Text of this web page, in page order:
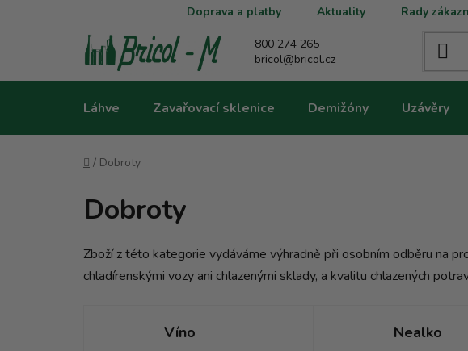
Doprava a platby Aktuality Rady
800 274 265
bricol@bricol.cz
Láhve Zavařovací sklenice Demižóny Uzávěry
Domů
/ Dobroty
Dobroty
Zboží z této kategorie vydáváme výhradně při osobním odběru na
chladírenskými vozy ani chlazenými sklady, a kvalitu chlazených
Víno Nealko